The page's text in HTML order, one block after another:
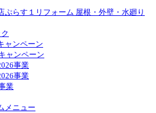
ニ
ュ
を
展
開
ぷらす１リフォーム 屋根・外壁・水廻り
ャンペーン
ャンペーン
事業
事業
業
メニュー